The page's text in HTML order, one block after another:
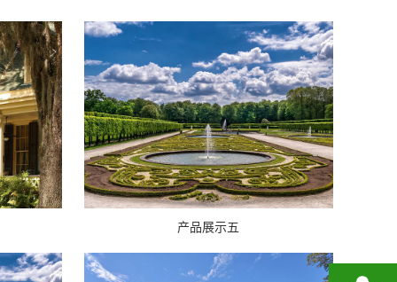
产品展示五